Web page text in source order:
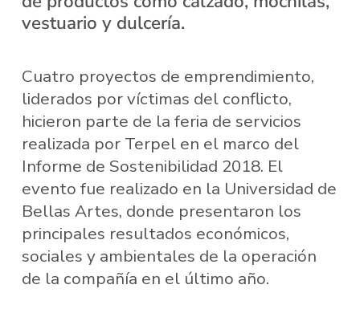
vestuario y dulcería.
Cuatro proyectos de emprendimiento,
liderados por víctimas del conflicto,
hicieron parte de la feria de servicios
realizada por Terpel en el marco del
Informe de Sostenibilidad 2018. El
evento fue realizado en la Universidad de
Bellas Artes, donde presentaron los
principales resultados económicos,
sociales y ambientales de la operación
de la compañía en el último año.